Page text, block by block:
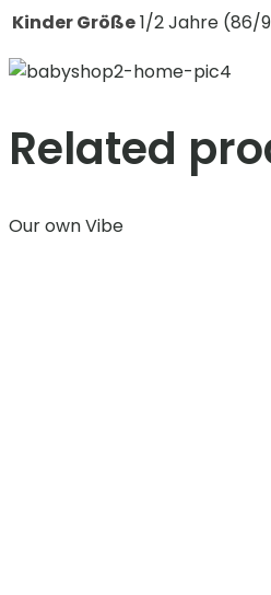
Kinder Größe1/2 Jahre (86/
Related
Our own Vibe